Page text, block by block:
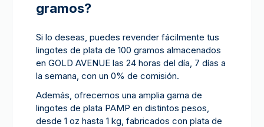
gramos?
Si lo deseas, puedes revender fácilmente tus
lingotes de plata de 100 gramos almacenados
en GOLD AVENUE las 24 horas del día, 7 días a
la semana, con un 0% de comisión.
Además, ofrecemos una amplia gama de
lingotes de plata PAMP en distintos pesos,
desde 1 oz hasta 1 kg, fabricados con plata de